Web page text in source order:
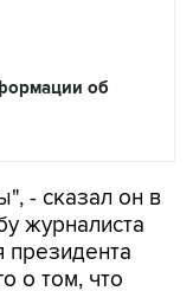
об
- сказал он в
журналиста
президента
о том, что